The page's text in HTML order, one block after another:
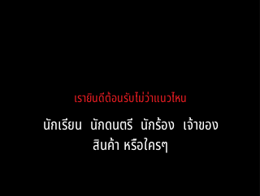
เรายินดีต้อนรับไม่ว่าแนวไหน
นักเรียน นักดนตรี นักร้อง เจ้าของ
สินค้า หรือใครๆ